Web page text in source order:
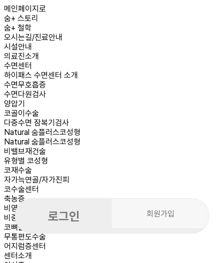
메인페이지로
숨+ 스토리
숨+ 철학
오시는길/진료안내
시설안내
의료진소개
수면센터
하이패스 수면센터 소개
수면무호흡증
수면다원검사
양압기
코골이수술
다중수면 잠복기검사
Natural 숨플러스코성형
Natural 숨플러스코성형
비밸브재건술
유형별 코성형
코재수술
자가늑연골/자가진피
코수술센터
축농증
비염
비중격만곡증
코뼈골절
무통편도수술
어지럼증센터
센터소개
로그인 회원가입